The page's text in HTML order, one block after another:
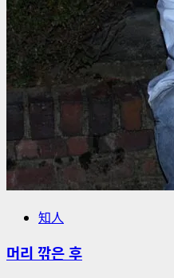
知人
머리 깎은 후